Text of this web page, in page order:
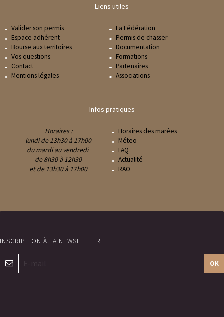
Liens utiles
Valider son permis
Espace adhérent
Bourse aux territoires
Vos questions
Contact
Mentions légales
La Fédération
Permis de chasser
Documentation
Formations
Partenaires
Associations
Infos pratiques
Horaires :
lundi de 13h30 à 17h00
du mardi au vendredi
de 8h30 à 12h30
et de 13h30 à 17h00
Horaires des marées
Méteo
FAQ
Actualité
RAO
OK